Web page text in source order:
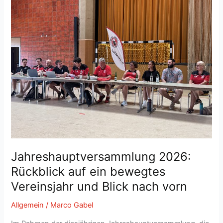
Jahreshauptversammlung 2026:
Rückblick auf ein bewegtes
Vereinsjahr und Blick nach vorn
Allgemein / Marco Gabel